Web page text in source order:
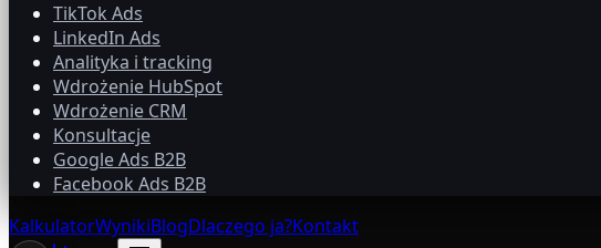
TikTok Ads
LinkedIn Ads
Analityka i tracking
Wdrożenie HubSpot
Wdrożenie CRM
Konsultacje
Google Ads B2B
Facebook Ads B2B
KalkulatorWynikiBlogDlaczego ja?Kontakt